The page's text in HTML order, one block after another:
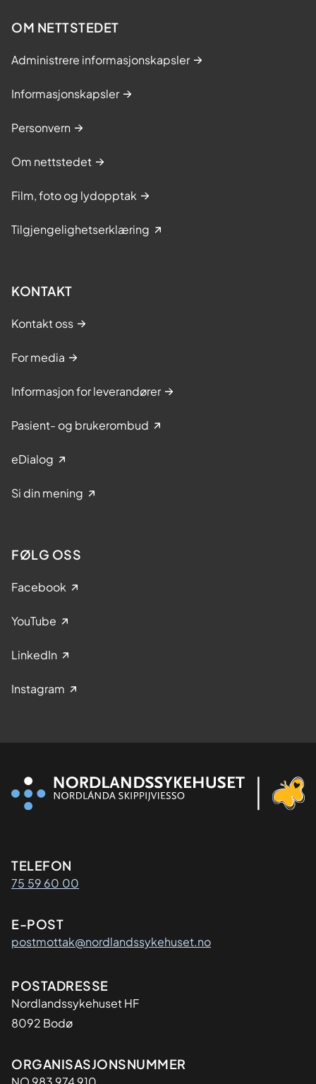
OM NETTSTEDET
Administrere informasjonskapsler
Informasjonskapsler
Personvern
Om nettstedet
Film, foto og lydopptak
Tilgjengelighetserklæring
KONTAKT
Kontakt oss
For media
Informasjon for leverandører
Pasient- og brukerombud
eDialog
Si din mening
FØLG OSS
Facebook
YouTube
LinkedIn
Instagram
Kontaktinformasjon
TELEFON
75 59 60 00
E-POST
postmottak@nordlandssykehuset.no
Adresse
POSTADRESSE
Nordlandssykehuset HF
8092 Bodø
Organisasjon
ORGANISASJONSNUMMER